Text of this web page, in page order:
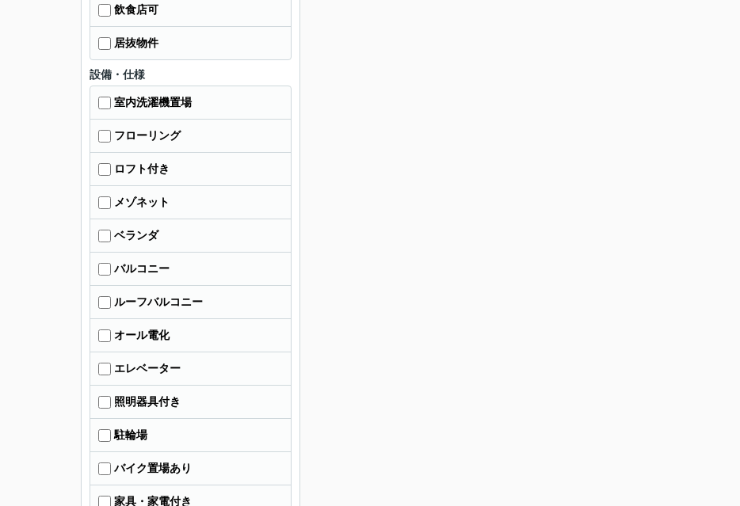
飲食店可
居抜物件
設備・仕様
室内洗濯機置場
フローリング
ロフト付き
メゾネット
ベランダ
バルコニー
ルーフバルコニー
オール電化
エレベーター
照明器具付き
駐輪場
バイク置場あり
家具・家電付き